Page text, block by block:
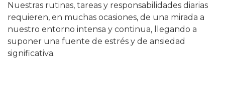
Nuestras rutinas, tareas y responsabilidades diarias
requieren, en muchas ocasiones, de una mirada a
nuestro entorno intensa y continua, llegando a
suponer una fuente de estrés y de ansiedad
significativa.